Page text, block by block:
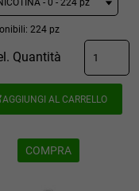
224 pz
Quantità
AGGIUNGI AL CARRELLO
COMPRA